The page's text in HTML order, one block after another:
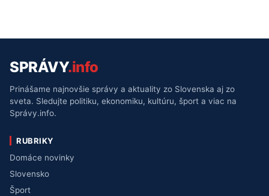
SPRÁVY.info
Prinášame najnovšie správy a aktuality zo Slovenska aj zo
sveta. Sledujte politiku, ekonomiku, kultúru, šport a viac na
Správy.info.
RUBRIKY
Domáce novinky
Slovensko
Šport